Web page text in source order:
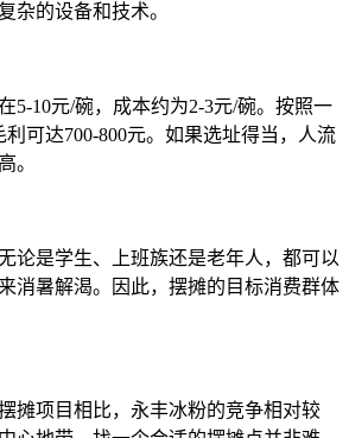
杂的设备和技术。
5-10元/碗，成本约为2-3元/碗。按照一
利可达700-800元。如果选址得当，人流
。
论是学生、上班族还是老年人，都可以
消暑解渴。因此，摆摊的目标消费群体
摊项目相比，永丰冰粉的竞争相对较